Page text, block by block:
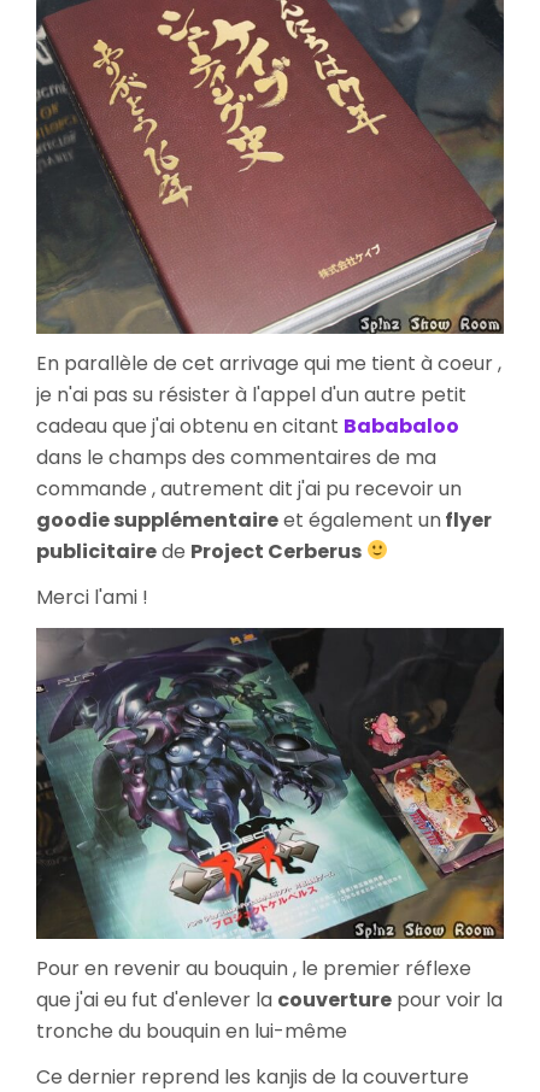
En parallèle de cet arrivage qui me tient à coeur ,
je n'ai pas su résister à l'appel d'un autre petit
cadeau que j'ai obtenu en citant Bababaloo
dans le champs des commentaires de ma
commande , autrement dit j'ai pu recevoir un
goodie supplémentaireet également unflyer
publicitairede Project Cerberus
Merci l'ami !
Pour en revenir au bouquin , le premier réflexe
que j'ai eu fut d'enlever la couverture pour voir la
tronche du bouquin en lui-même
Ce dernier reprend les kanjis de la couverture